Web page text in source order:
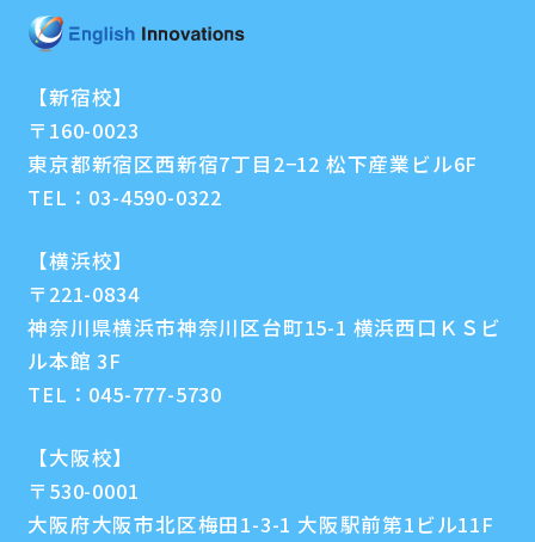
【新宿校】
〒160-0023
東京都新宿区西新宿7丁目2−12 松下産業ビル6F
TEL： 03-4590-0322
【横浜校】
〒221-0834
神奈川県横浜市神奈川区台町15-1 横浜西口ＫＳビ
ル本館 3F
TEL： 045-777-5730
【大阪校】
〒530-0001
大阪府大阪市北区梅田1-3-1 大阪駅前第1ビル11F